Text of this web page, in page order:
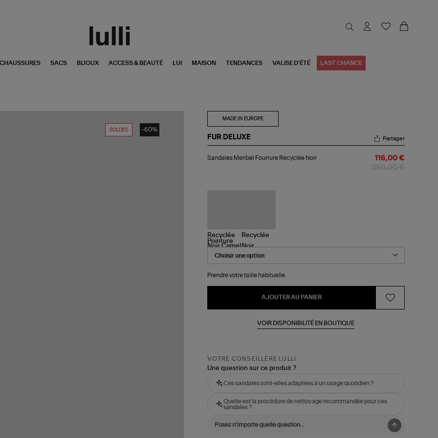
CHAUSSURES SACS BIJOUX ACCESS & BEAUTÉ LUI MAISON TENDANCES VALISE D'ÉTÉ LAST CHANCE
SOLDES -60%
MADE IN EUROPE
FUR DELUXE
Meribel
Partager
Sandales Meribel Fourrure Recyclée Noir 116,00 €
Pointure
Prendre votre taille habituelle.
AJOUTER AU PANIER
VOIR DISPONIBILITÉ EN BOUTIQUE
VOTRE CONSEILLÈRE LULLI
Une question sur ce produit ?
Ces sandales sont-elles adaptées à un usage quotidien ?
Quelle est la procédure de nettoyage recommandée pour ces
sandales ?